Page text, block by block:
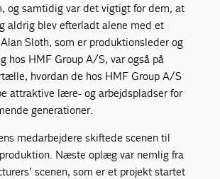
og samtidig var det vigtigt for dem, at
aldrig blev efterladt alene med et
Sloth, som er produktionsleder og
hos HMF Group A/S, var også på
hvordan de hos HMF Group A/S
attraktive lære- og arbejdspladser for
generationer.
medarbejdere skiftede scenen til
Næste oplæg var nemlig fra
scenen, som er et projekt startet